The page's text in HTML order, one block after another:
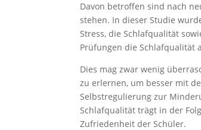
Davon betroffen sind nach
stehen. In dieser Studie
Stress, die Schlafqualität
Prüfungen die Schlafqualität
Dies mag zwar wenig
zu erlernen, um besser mit
Selbstregulierung zur
Schlafqualität trägt in der
Zufriedenheit der Schüler.